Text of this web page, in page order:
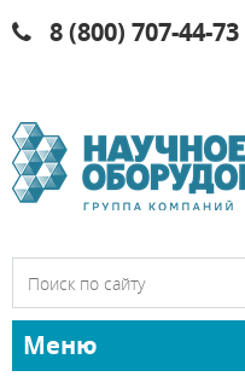
8 (800) 707-44-73
Меню